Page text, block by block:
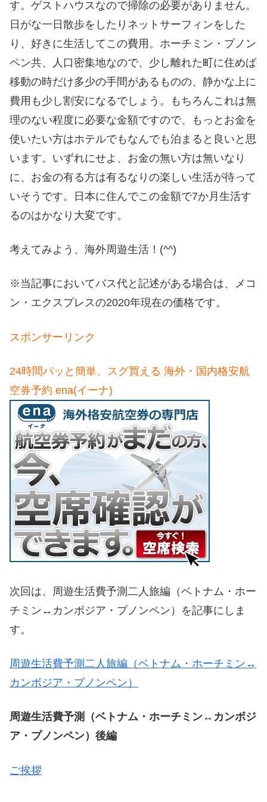
す。ゲストハウスなので掃除の必要がありません。
日がな一日散歩をしたりネットサーフィンをした
り、好きに生活してこの費用。ホーチミン・プノン
ペン共、人口密集地なので、少し離れた町に住めば
移動の時だけ多少の手間があるものの、静かな上に
費用も少し割安になるでしょう。もちろんこれは無
理のない程度に必要な金額ですので、もっとお金を
使いたい方はホテルでもなんでも泊まると良いと思
います。いずれにせよ、お金の無い方は無いなり
に、お金の有る方は有るなりの楽しい生活が待って
いそうです。日本に住んでこの金額で7か月生活す
るのはかなり大変です。
考えてみよう、海外周遊生活！(^^)
※当記事においてバス代と記述がある場合は、メコ
ン・エクスプレスの2020年現在の価格です。
スポンサーリンク
24時間パッと簡単、スグ買える 海外・国内格安航
空券予約 ena(イーナ)
次回は、周遊生活費予測二人旅編（ベトナム・ホー
チミン↔カンボジア・プノンペン）を記事にしま
す。
周遊生活費予測二人旅編（ベトナム・ホーチミン↔
カンボジア・プノンペン）
周遊生活費予測（ベトナム・ホーチミン↔カンボジ
ア・プノンペン）後編
ご挨拶